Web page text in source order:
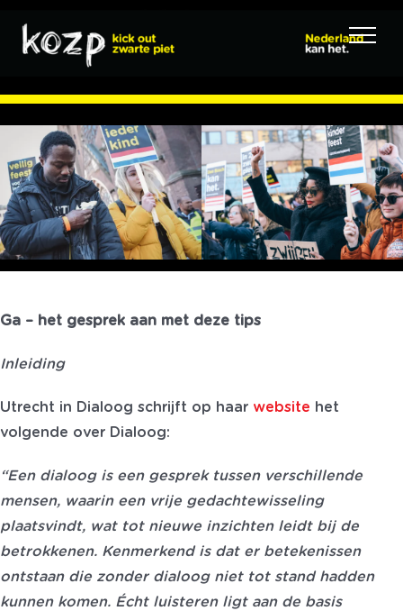
naar
Ga – het gesprek aan met deze tips
Inleiding
Utrecht in Dialoog schrijft op haar website het
volgende over Dialoog:
“Een dialoog is een gesprek tussen verschillende
mensen, waarin een vrije gedachtewisseling
plaatsvindt, wat tot nieuwe inzichten leidt bij de
betrokkenen. Kenmerkend is dat er betekenissen
ontstaan die zonder dialoog niet tot stand hadden
kunnen komen. Écht luisteren ligt aan de basis